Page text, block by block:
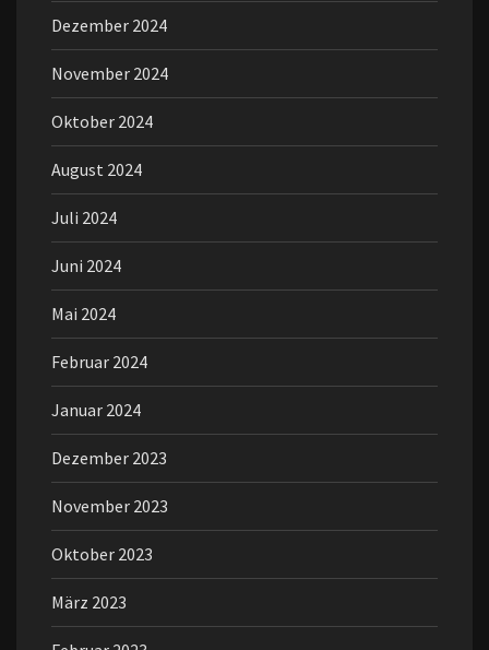
Dezember 2024
November 2024
Oktober 2024
August 2024
Juli 2024
Juni 2024
Mai 2024
Februar 2024
Januar 2024
Dezember 2023
November 2023
Oktober 2023
März 2023